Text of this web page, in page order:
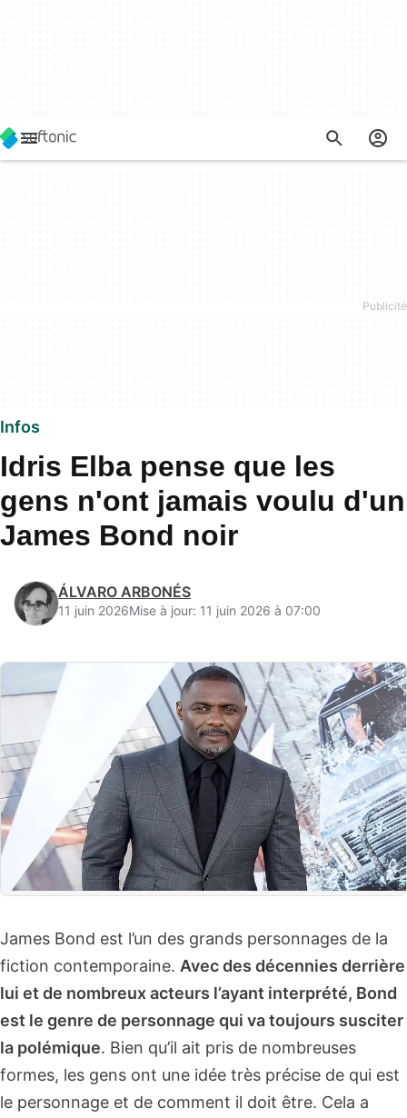
Infos
Idris Elba pense que les
gens n'ont jamais voulu d'un
James Bond noir
ÁLVARO ARBONÉS
11 juin 2026Mise à jour: 11 juin 2026 à 07:00
James Bond est l’un des grands personnages de la
fiction contemporaine. Avec des décennies derrière
lui et de nombreux acteurs l’ayant interprété, Bond
est le genre de personnage qui va toujours susciter
la polémique. Bien qu’il ait pris de nombreuses
formes, les gens ont une idée très précise de qui est
le personnage et de comment il doit être. Cela a